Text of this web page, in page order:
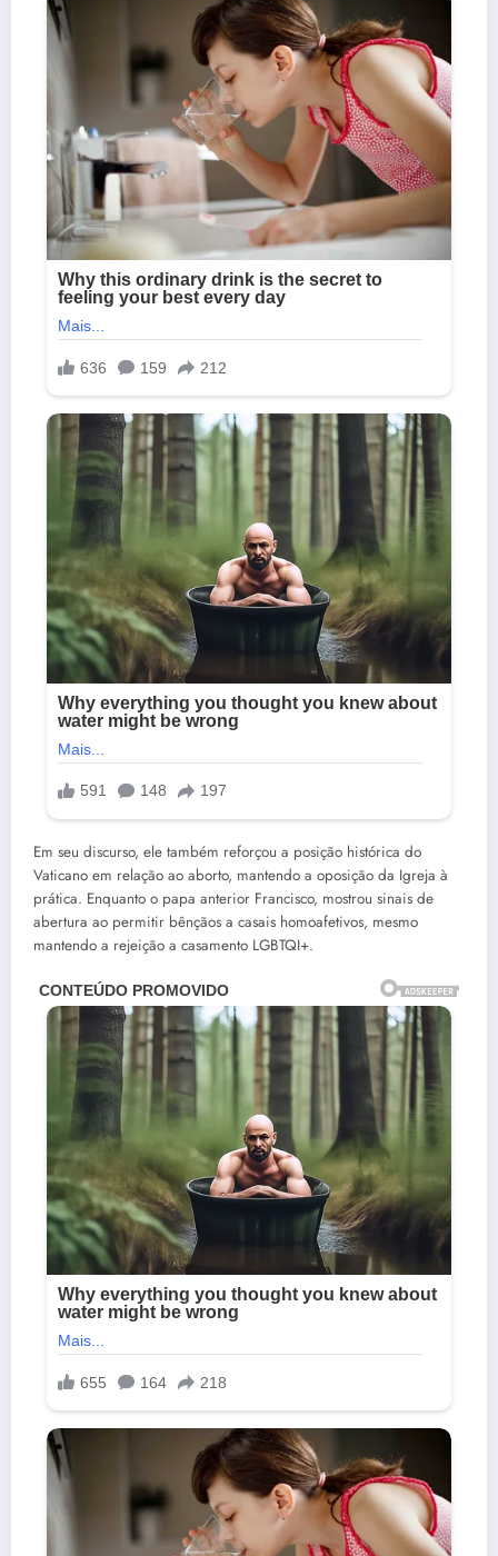
Em seu discurso, ele também reforçou a posição histórica do
Vaticano em relação ao aborto, mantendo a oposição da Igreja à
prática. Enquanto o papa anterior Francisco, mostrou sinais de
abertura ao permitir bênçãos a casais homoafetivos, mesmo
mantendo a rejeição a casamento LGBTQI+.